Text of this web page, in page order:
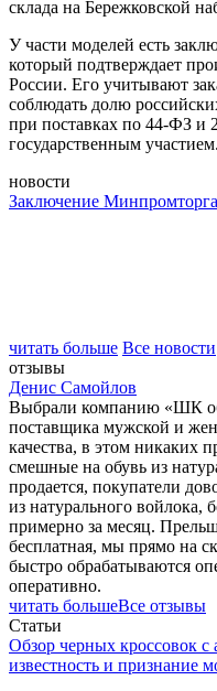
склада на Бережковской
У части моделей есть
который подтверждает
России. Его учитывают
соблюдать долю
при поставках по 44-ФЗ и
государственным участием.
новости
Заключение Минпромторга
читать больше Все новости
отзывы
Денис Самойлов
Выбрали компанию «ШК
поставщика мужской и
качества, в этом никаких
смешные на обувь из
продается, покупатели
из натурального войлока,
примерно за месяц.
бесплатная, мы прямо на
быстро обрабатываются
оперативно.
читать большеВсе отзывы
Статьи
Обзор черных кроссовок с
известность и признание